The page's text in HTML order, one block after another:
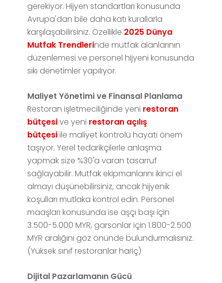
gerekiyor. Hijyen standartları konusunda
Avrupa'dan bile daha katı kurallarla
karşılaşabilirsiniz. Özellikle 2025 Dünya
Mutfak Trendlerinde mutfak alanlarının
düzenlemesi ve personel hijyeni konusunda
sıkı denetimler yapılıyor.
Maliyet Yönetimi ve Finansal Planlama
Restoran işletmeciliğinde yeni restoran
bütçesive yeni restoran açılış
bütçesiile maliyet kontrolü hayati önem
taşıyor. Yerel tedarikçilerle anlaşma
yapmak size %30'a varan tasarruf
sağlayabilir. Mutfak ekipmanlarını ikinci el
almayı düşünebilirsiniz, ancak hijyenik
koşulları mutlaka kontrol edin. Personel
maaşları konusunda ise aşçı başı için
3.500-5.000 MYR, garsonlar için 1.800-2.500
MYR aralığını göz önünde bulundurmalısınız.
(Yüksek sınıf restoranlar hariç)
Dijital Pazarlamanın Gücü